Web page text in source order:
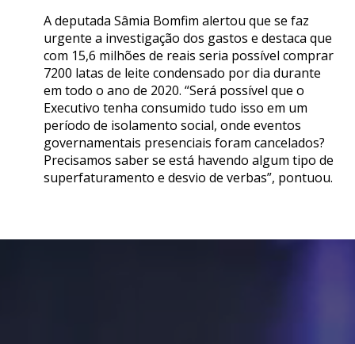
A deputada Sâmia Bomfim alertou que se faz
urgente a investigação dos gastos e destaca que
com 15,6 milhões de reais seria possível comprar
7200 latas de leite condensado por dia durante
em todo o ano de 2020. “Será possível que o
Executivo tenha consumido tudo isso em um
período de isolamento social, onde eventos
governamentais presenciais foram cancelados?
Precisamos saber se está havendo algum tipo de
superfaturamento e desvio de verbas”, pontuou.